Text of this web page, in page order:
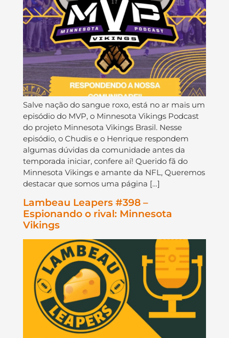
Salve nação do sangue roxo, está no ar mais um
episódio do MVP, o Minnesota Vikings Podcast
do projeto Minnesota Vikings Brasil. Nesse
episódio, o Chudis e o Henrique respondem
algumas dúvidas da comunidade antes da
temporada iniciar, confere aí! Querido fã do
Minnesota Vikings e amante da NFL, Queremos
destacar que somos uma página […]
Lambeau Leapers #398 –
Espionando o rival: Minnesota
Vikings